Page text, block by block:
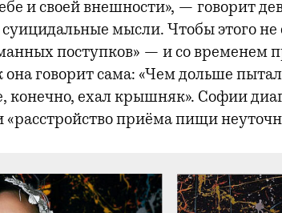
и своей внешности», — говорит
суицидальные мысли. Чтобы этого
поступков» — и со временем
говорит сама: «Чем дольше
конечно, ехал крышняк». Софии
приёма пищи